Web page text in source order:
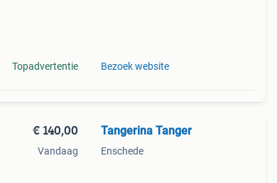
Topadvertentie Bezoek website
€ 140,00
Vandaag
Tangerina Tanger
Enschede